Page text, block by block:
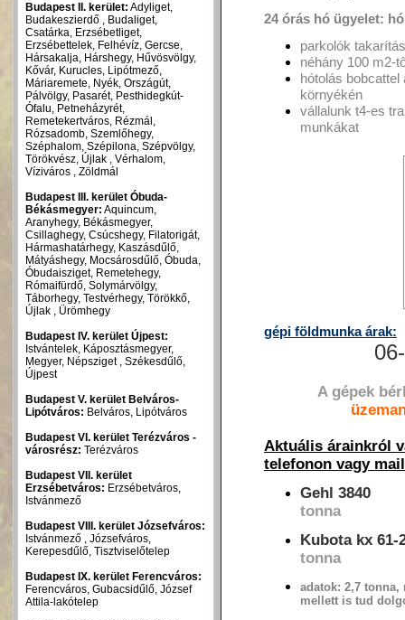
Budapest II. kerület: Adyliget,
Budakeszierdő , Budaliget,
Csatárka, Erzsébetliget,
Erzsébettelek, Felhévíz, Gercse,
Hársakalja, Hárshegy, Hűvösvölgy,
Kővár, Kurucles, Lipótmező,
Máriaremete, Nyék, Országút,
Pálvölgy, Pasarét, Pesthidegkút-
Ófalu, Petneházyrét,
Remetekertváros, Rézmál,
Rózsadomb, Szemlőhegy,
Széphalom, Szépilona, Szépvölgy,
Törökvész, Újlak , Vérhalom,
Víziváros , Zöldmál
Budapest III. kerület Óbuda-
Békásmegyer: Aquincum,
Aranyhegy, Békásmegyer,
Csillaghegy, Csúcshegy, Filatorigát,
Hármashatárhegy, Kaszásdűlő,
Mátyáshegy, Mocsárosdűlő, Óbuda,
Óbudaisziget, Remetehegy,
Rómaifürdő, Solymárvölgy,
Táborhegy, Testvérhegy, Törökkő,
Újlak , Ürömhegy
Budapest IV. kerület Újpest:
Istvántelek, Káposztásmegyer,
Megyer, Népsziget , Székesdűlő,
Újpest
Budapest V. kerület Belváros-
Lipótváros: Belváros, Lipótváros
Budapest VI. kerület Terézváros -
városrész: Terézváros
Budapest VII. kerület
Erzsébetváros: Erzsébetváros,
Istvánmező
Budapest VIII. kerület Józsefváros:
Istvánmező , Józsefváros,
Kerepesdűlő, Tisztviselőtelep
Budapest IX. kerület Ferencváros:
Ferencváros, Gubacsidűlő, József
Attila-lakótelep
24 órás hó ügyelet:
parkolók
néhány 100 m2-
hótolás
környékén
vállalunk t4-es
munkákat
gépi földmunka árak:
A gépek
Aktuális árainkról
telefonon vagy
Gehl 3840
tonna
Kubota kx
tonna
adatok: 2,7 tonna,
mellett is tud